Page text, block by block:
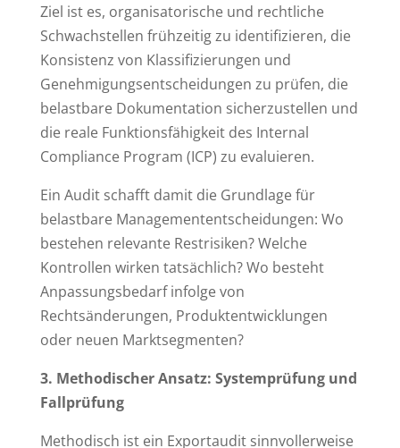
Ziel ist es, organisatorische und rechtliche
Schwachstellen frühzeitig zu identifizieren, die
Konsistenz von Klassifizierungen und
Genehmigungsentscheidungen zu prüfen, die
belastbare Dokumentation sicherzustellen und
die reale Funktionsfähigkeit des Internal
Compliance Program (ICP) zu evaluieren.
Ein Audit schafft damit die Grundlage für
belastbare Managemententscheidungen: Wo
bestehen relevante Restrisiken? Welche
Kontrollen wirken tatsächlich? Wo besteht
Anpassungsbedarf infolge von
Rechtsänderungen, Produktentwicklungen
oder neuen Marktsegmenten?
3. Methodischer Ansatz: Systemprüfung und
Fallprüfung
Methodisch ist ein Exportaudit sinnvollerweise